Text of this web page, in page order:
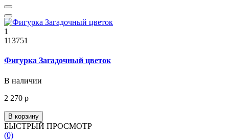
1
113751
Фигурка Загадочный цветок
В наличии
2 270 р
В корзину
БЫСТРЫЙ ПРОСМОТР
(0)